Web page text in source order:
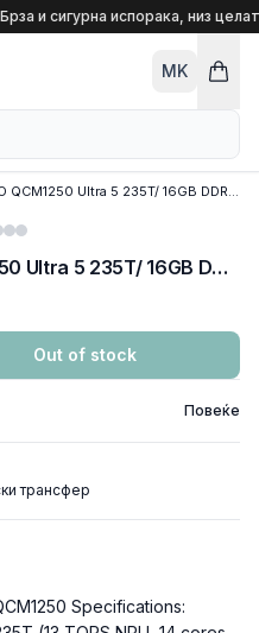
и сигурна испорака, низ
MK
PC DELL PRO MICRO QCM1250 Ultra 5 235T/ 16GB DDR5 5600Mhz/ 512GB SSD M.2/ Wi-Fi+BT/ Mouse MS116 + Keyboard KB216
PC DELL PRO MICRO QCM1250 Ultra 5 235T/ 16GB DDR5 5600Mhz/ 512GB SSD M.2/ Wi-Fi+BT/ Mouse MS116 + Keyboard KB216
Out of stock
Повеќе
трансфер
Specifications: